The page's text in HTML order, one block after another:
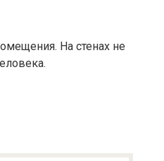
На стенах не